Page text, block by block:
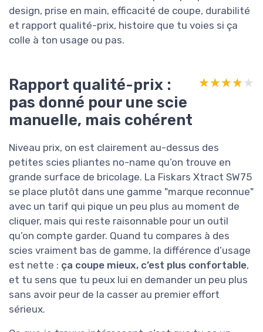
design, prise en main, efficacité de coupe, durabilité
et rapport qualité-prix, histoire que tu voies si ça
colle à ton usage ou pas.
Rapport qualité-prix :
pas donné pour une scie
manuelle, mais cohérent
★★★★★
★★★★★
Niveau prix, on est clairement au-dessus des
petites scies pliantes no-name qu’on trouve en
grande surface de bricolage. La Fiskars Xtract SW75
se place plutôt dans une gamme "marque reconnue"
avec un tarif qui pique un peu plus au moment de
cliquer, mais qui reste raisonnable pour un outil
qu’on compte garder. Quand tu compares à des
scies vraiment bas de gamme, la différence d’usage
est nette : ça coupe mieux, c’est plus confortable,
et tu sens que tu peux lui en demander un peu plus
sans avoir peur de la casser au premier effort
sérieux.